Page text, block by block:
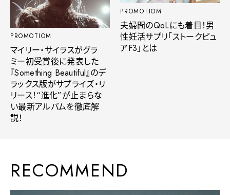
PROMOTIOM
マイリー・サイラスがグラ
ミー初受賞後に発表した
『Something Beautiful』のデ
ラックス版がサプライズ・リ
リース！“進化”が止まらな
い最新アルバムを徹底解
説！
PROMOTIOM
夫婦間のQoLにも着目！男
性妊活サプリ「ストークピュ
アF3」とは
RECOMMEND